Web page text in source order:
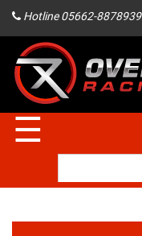
Hotline 05662-8878939
☰